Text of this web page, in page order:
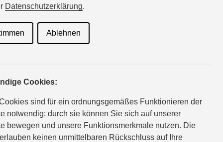
Datenschutzerklärung.
Ablehnen
Cookies:
sind für ein ordnungsgemäßes Funktionieren der
notwendig; durch sie können Sie sich auf unserer
bewegen und unsere Funktionsmerkmale nutzen. Die
keinen unmittelbaren Rückschluss auf Ihre
Suzuki schnellstmöglich fachgerecht zu versorgen.